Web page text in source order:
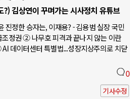
김상연이 꾸며가는 시사정치 유튜브
정한 승자는, 이재용? - 김용범 실장 국민
정권 ② 나무호 피격과 끝나지 않는 이란
데이터센터 특별법...성장지상주의로 치닫
0
기사수정